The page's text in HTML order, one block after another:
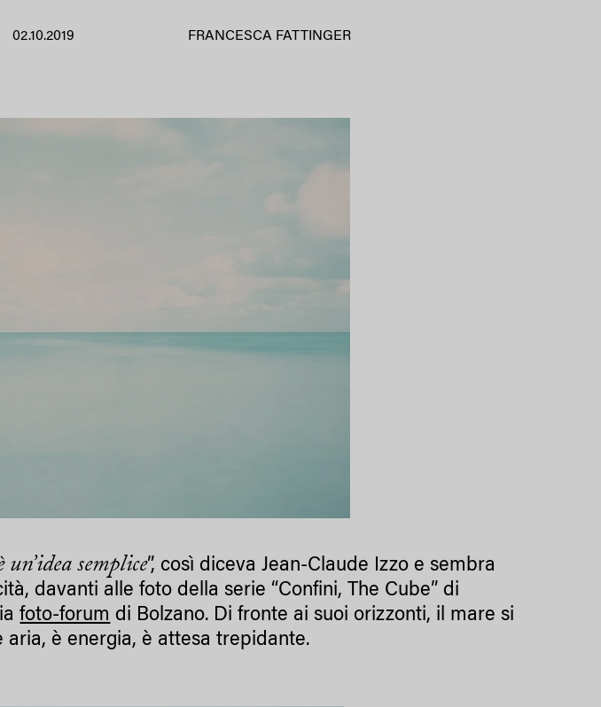
02.10.2019 FRANCESCA FATTINGER
semplice”, così diceva Jean-Claude Izzo e sembra
davanti alle foto della serie “Confini, The Cube” di
foto-forum di Bolzano. Di fronte ai suoi orizzonti, il mare si
aria, è energia, è attesa trepidante.